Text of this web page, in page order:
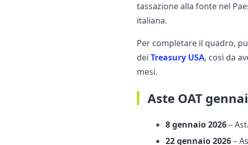
tassazione alla fonte nel
italiana.
Per completare il quadro,
deiTreasury USA, così da
mesi.
Aste OAT
8 gennaio 2026–
22 gennaio 2026–